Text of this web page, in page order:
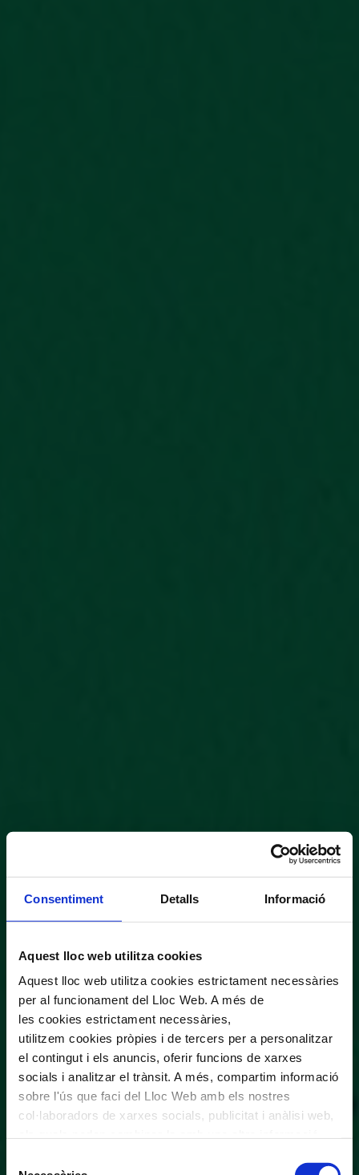
Consentiment Detalls Informació
Aquest lloc web utilitza cookies
Aquest lloc web utilitza cookies estrictament necessàries
per al funcionament del Lloc Web. A més de
les cookies estrictament necessàries,
utilitzem cookies pròpies i de tercers per a personalitzar
el contingut i els anuncis, oferir funcions de xarxes
socials i analitzar el trànsit. A més, compartim informació
sobre l'ús que faci del Lloc Web amb els nostres
col·laboradors de xarxes socials, publicitat i anàlisi web,